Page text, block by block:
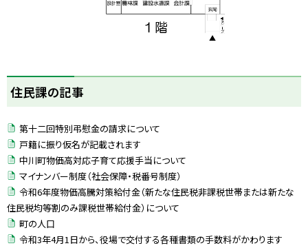
ト
ッ
に
戻
る
住民課の記事
第十二回特別弔慰金の請求について
戸籍に振り仮名が記載されます
中川町物価高対応子育て応援手当について
マイナンバー制度（社会保障・税番号制度）
令和6年度物価高騰対策給付金（新たな住民税非課税世帯または新たな
住民税均等割のみ課税世帯給付金）について
町の人口
令和3年4月1日から、役場で交付する各種書類の手数料がかわります